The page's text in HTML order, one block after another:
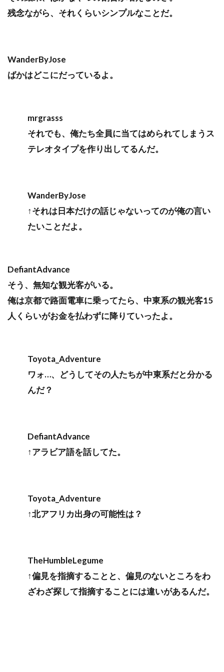
残念ながら、それくらいシンプルなことだ。
WanderByJose
ばかはどこにだっているよ。
mrgrasss
それでも、俺たち全員に当てはめられてしまうス
テレオタイプを作り出してるんだ。
WanderByJose
↑それは日本だけの話じゃないってのが俺の言い
たいことだよ。
DefiantAdvance
そう、無知な観光客がいる。
俺は京都で路面電車に乗ってたら、中東系の観光客15
人くらいがお金を払わずに降りていったよ。
Toyota_Adventure
ワォ…、どうしてその人たちが中東系だと分かる
んだ？
DefiantAdvance
↑アラビア語を話してた。
Toyota_Adventure
↑北アフリカ出身の可能性は？
TheHumbleLegume
↑偏見を指摘することと、偏見のないところをわ
ざわざ探して指摘することには違いがあるんだ。